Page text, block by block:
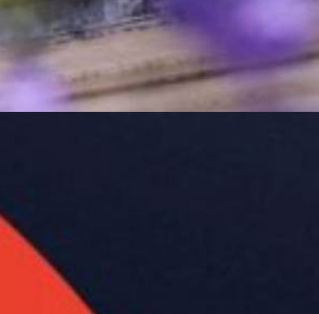
2026: Lali, Cazzu y Milo J